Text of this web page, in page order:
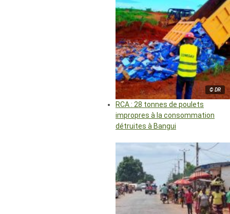
© DR
RCA : 28 tonnes de poulets
impropres à la consommation
détruites à Bangui